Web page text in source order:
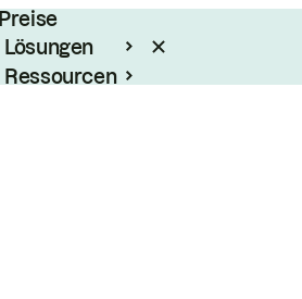
Preise
Lösungen
Ressourcen